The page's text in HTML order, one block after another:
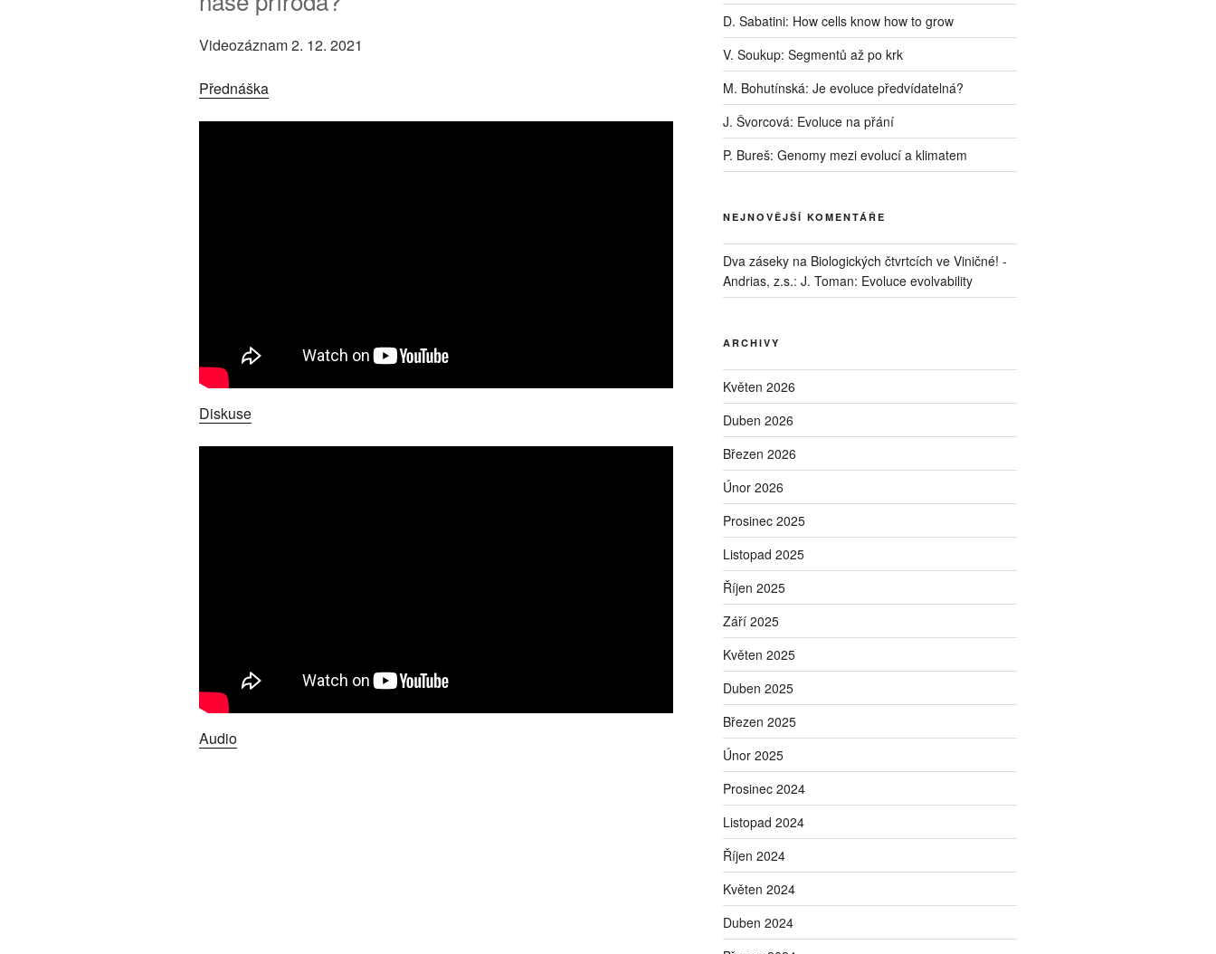
Videozáznam 2. 12. 2021
Přednáška
Diskuse
Audio
D. Sabatini: How cells know how to grow
V. Soukup: Segmentů až po krk
M. Bohutínská: Je evoluce předvídatelná?
J. Švorcová: Evoluce na přání
P. Bureš: Genomy mezi evolucí a klimatem
NEJNOVĚJŠÍ KOMENTÁŘE
Dva záseky na Biologických čtvrtcích ve Viničné! -
Andrias, z.s.: J. Toman: Evoluce evolvability
ARCHIVY
Květen 2026
Duben 2026
Březen 2026
Únor 2026
Prosinec 2025
Listopad 2025
Říjen 2025
Září 2025
Květen 2025
Duben 2025
Březen 2025
Únor 2025
Prosinec 2024
Listopad 2024
Říjen 2024
Květen 2024
Duben 2024